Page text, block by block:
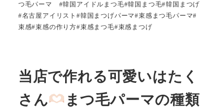
つ毛パーマ #韓国アイドルまつ毛#韓国まつ毛#韓国まつげ
#名古屋アイリスト#韓国まつげパーマ#束感まつ毛パーマ#
束感#束感の作り方#束感まつ毛#束感まつげ
当店で作れる可愛いはたく
さん
まつ毛パーマの種類